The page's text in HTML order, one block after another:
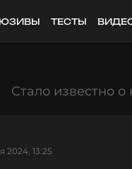
ТЕСТЫ
Стало известно
2024, 13:25